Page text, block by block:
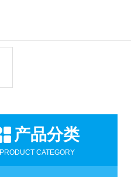
产品分类
PRODUCT CATEGORY